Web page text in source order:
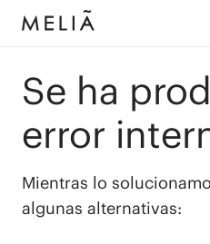
Se ha
error
Mientras lo
algunas alternativas: